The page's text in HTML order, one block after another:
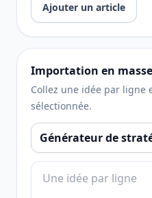
Ajouter un article
Importation en masse
Collez une idée par ligne
sélectionnée.